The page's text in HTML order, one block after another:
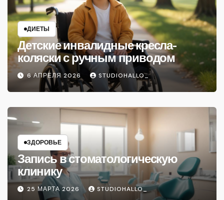
ДИЕТЫ
Детские инвалидные кресла-
коляски с ручным приводом
6 АПРЕЛЯ 2026 STUDIOHALLO_
ЗДОРОВЬЕ
Запись в стоматологическую
клинику
25 МАРТА 2026 STUDIOHALLO_